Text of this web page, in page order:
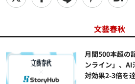
文藝春秋
月間500本超の
ンライン」、
対効果2-3倍を